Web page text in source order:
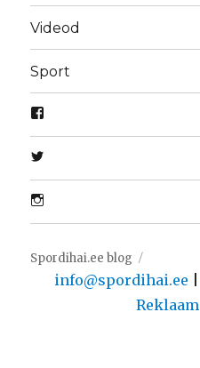
Videod
Sport
Spordihai.ee blog
info@spordihai.ee
Reklaam